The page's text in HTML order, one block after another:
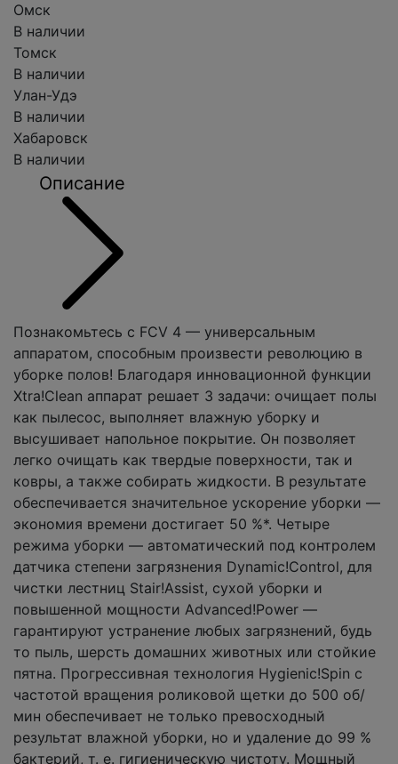
Омск
В наличии
Томск
В наличии
Улан-Удэ
В наличии
Хабаровск
В наличии
Описание
Познакомьтесь с FCV 4 — универсальным
аппаратом, способным произвести революцию в
уборке полов! Благодаря инновационной функции
Xtra!Clean аппарат решает 3 задачи: очищает полы
как пылесос, выполняет влажную уборку и
высушивает напольное покрытие. Он позволяет
легко очищать как твердые поверхности, так и
ковры, а также собирать жидкости. В результате
обеспечивается значительное ускорение уборки —
экономия времени достигает 50 %*. Четыре
режима уборки — автоматический под контролем
датчика степени загрязнения Dynamic!Control, для
чистки лестниц Stair!Assist, сухой уборки и
повышенной мощности Advanced!Power —
гарантируют устранение любых загрязнений, будь
то пыль, шерсть домашних животных или стойкие
пятна. Прогрессивная технология Hygienic!Spin с
частотой вращения роликовой щетки до 500 об/
мин обеспечивает не только превосходный
результат влажной уборки, но и удаление до 99 %
бактерий, т. е. гигиеническую чистоту. Мощный